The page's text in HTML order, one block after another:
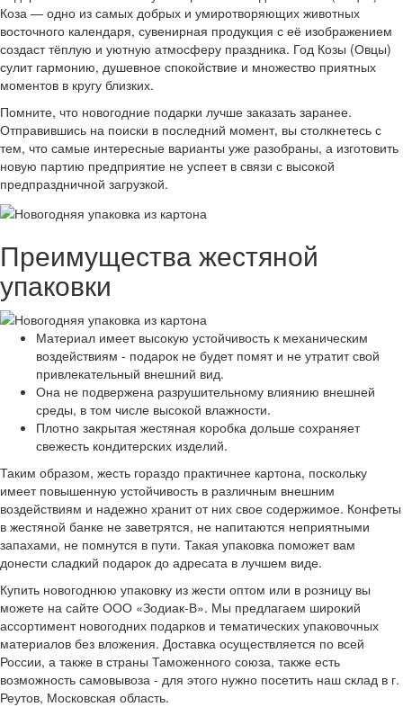
Коза — одно из самых добрых и умиротворяющих животных
восточного календаря, сувенирная продукция с её изображением
создаст тёплую и уютную атмосферу праздника. Год Козы (Овцы)
сулит гармонию, душевное спокойствие и множество приятных
моментов в кругу близких.
Помните, что новогодние подарки лучше заказать заранее.
Отправившись на поиски в последний момент, вы столкнетесь с
тем, что самые интересные варианты уже разобраны, а изготовить
новую партию предприятие не успеет в связи с высокой
предпраздничной загрузкой.
Преимущества жестяной
упаковки
Материал имеет высокую устойчивость к механическим
воздействиям - подарок не будет помят и не утратит свой
привлекательный внешний вид.
Она не подвержена разрушительному влиянию внешней
среды, в том числе высокой влажности.
Плотно закрытая жестяная коробка дольше сохраняет
свежесть кондитерских изделий.
Таким образом, жесть гораздо практичнее картона, поскольку
имеет повышенную устойчивость в различным внешним
воздействиям и надежно хранит от них свое содержимое. Конфеты
в жестяной банке не заветрятся, не напитаются неприятными
запахами, не помнутся в пути. Такая упаковка поможет вам
донести сладкий подарок до адресата в лучшем виде.
Купить новогоднюю упаковку из жести оптом или в розницу вы
можете на сайте ООО «Зодиак-В». Мы предлагаем широкий
ассортимент новогодних подарков и тематических упаковочных
материалов без вложения. Доставка осуществляется по всей
России, а также в страны Таможенного союза, также есть
возможность самовывоза - для этого нужно посетить наш склад в г.
Реутов, Московская область.